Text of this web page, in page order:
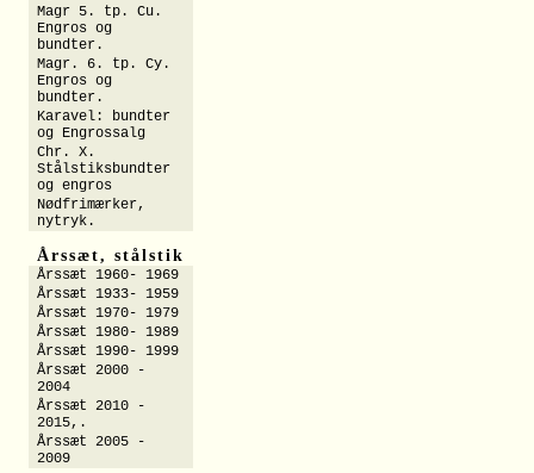
Magr 5. tp. Cu.
Engros og
bundter.
Magr. 6. tp. Cy.
Engros og
bundter.
Karavel: bundter
og Engrossalg
Chr. X.
Stålstiksbundter
og engros
Nødfrimærker,
nytryk.
Årssæt, stålstik
Årssæt 1960- 1969
Årssæt 1933- 1959
Årssæt 1970- 1979
Årssæt 1980- 1989
Årssæt 1990- 1999
Årssæt 2000 -
2004
Årssæt 2010 -
2015,.
Årssæt 2005 -
2009